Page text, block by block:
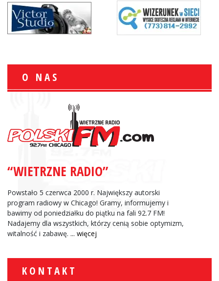
O NAS
“WIETRZNE RADIO”
Powstało 5 czerwca 2000 r. Największy autorski
program radiowy w Chicago! Gramy, informujemy i
bawimy od poniedziałku do piątku na fali 92.7 FM!
Nadajemy dla wszystkich, którzy cenią sobie optymizm,
witalność i zabawę. ... więcej
KONTAKT